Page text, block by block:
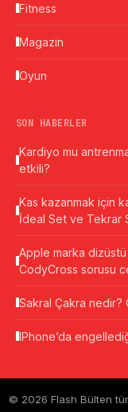
Fitness
Magazin
Oyun
SON HABERLER
Kardiyo mu
etkili?
Kas kazanmak için
İdeal Set ve Tekrar
Apple marka dizüstü
CodyCross sorusu
Sakral Çakra nedir?
IPhone’da
© 2026 Flash Bülten